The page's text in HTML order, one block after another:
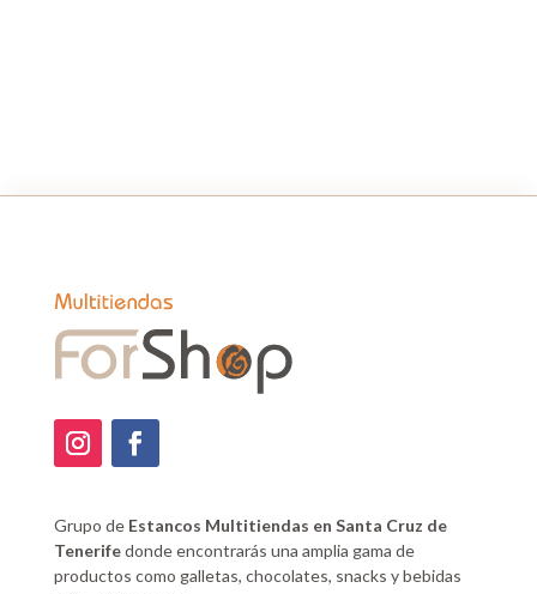
Grupo de Estancos Multitiendas en Santa Cruz de
Tenerifedonde encontrarás una amplia gama de
productos como galletas, chocolates, snacks y bebidas